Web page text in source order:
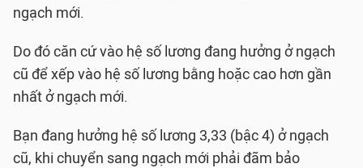
ngạch mới.
Do đó căn cứ vào hệ số lương đang hưởng ở ngạch
cũ để xếp vào hệ số lương bằng hoặc cao hơn gần
nhất ở ngạch mới.
Bạn đang hưởng hệ số lương 3,33 (bậc 4) ở ngạch
cũ, khi chuyển sang ngạch mới phải đãm bảo